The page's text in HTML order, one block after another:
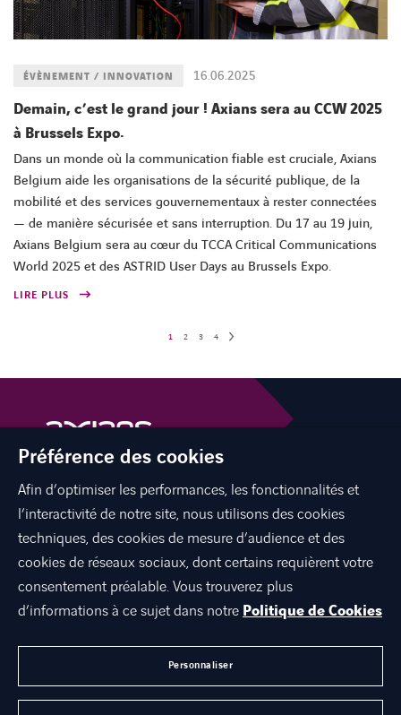
16.06.2025
ÉVÈNEMENT / INNOVATION
Demain, c’est le grand jour ! Axians sera au CCW 2025
à Brussels Expo.
Dans un monde où la communication fiable est cruciale, Axians
Belgium aide les organisations de la sécurité publique, de la
mobilité et des services gouvernementaux à rester connectées
— de manière sécurisée et sans interruption. Du 17 au 19 juin,
Axians Belgium sera au cœur du TCCA Critical Communications
World 2025 et des ASTRID User Days au Brussels Expo.
LIRE PLUS
1 2 3 4
facebook
twitter linkedin youtube
À PROPOS DE NOUS
TRAVAILLER CHEZ NOUS
Préférence des cookies
Afin d’optimiser les performances, les fonctionnalités et
l’interactivité de notre site, nous utilisons des cookies
techniques, des cookies de mesure d’audience et des
cookies de réseaux sociaux, dont certains requièrent votre
consentement préalable. Vous trouverez plus
d’informations à ce sujet dans notre Politique de Cookies
Personnaliser